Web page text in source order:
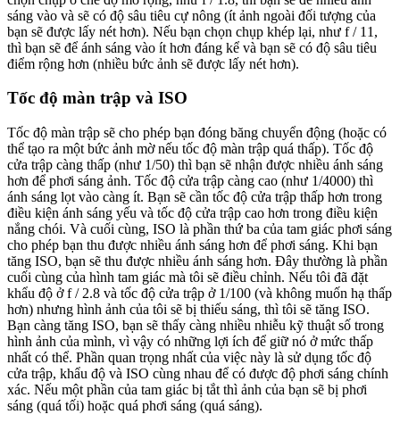
sáng vào và sẽ có độ sâu tiêu cự nông (ít ảnh ngoài đối tượng của
bạn sẽ được lấy nét hơn). Nếu bạn chọn chụp khép lại, như f / 11,
thì bạn sẽ để ánh sáng vào ít hơn đáng kể và bạn sẽ có độ sâu tiêu
điểm rộng hơn (nhiều bức ảnh sẽ được lấy nét hơn).
Tốc độ màn trập và ISO
Tốc độ màn trập sẽ cho phép bạn đóng băng chuyển động (hoặc có
thể tạo ra một bức ảnh mờ nếu tốc độ màn trập quá thấp). Tốc độ
cửa trập càng thấp (như 1/50) thì bạn sẽ nhận được nhiều ánh sáng
hơn để phơi sáng ảnh. Tốc độ cửa trập càng cao (như 1/4000) thì
ánh sáng lọt vào càng ít. Bạn sẽ cần tốc độ cửa trập thấp hơn trong
điều kiện ánh sáng yếu và tốc độ cửa trập cao hơn trong điều kiện
nắng chói. Và cuối cùng, ISO là phần thứ ba của tam giác phơi sáng
cho phép bạn thu được nhiều ánh sáng hơn để phơi sáng. Khi bạn
tăng ISO, bạn sẽ thu được nhiều ánh sáng hơn. Đây thường là phần
cuối cùng của hình tam giác mà tôi sẽ điều chỉnh. Nếu tôi đã đặt
khẩu độ ở f / 2.8 và tốc độ cửa trập ở 1/100 (và không muốn hạ thấp
hơn) nhưng hình ảnh của tôi sẽ bị thiếu sáng, thì tôi sẽ tăng ISO.
Bạn càng tăng ISO, bạn sẽ thấy càng nhiều nhiễu kỹ thuật số trong
hình ảnh của mình, vì vậy có những lợi ích để giữ nó ở mức thấp
nhất có thể. Phần quan trọng nhất của việc này là sử dụng tốc độ
cửa trập, khẩu độ và ISO cùng nhau để có được độ phơi sáng chính
xác. Nếu một phần của tam giác bị tắt thì ảnh của bạn sẽ bị phơi
sáng (quá tối) hoặc quá phơi sáng (quá sáng).